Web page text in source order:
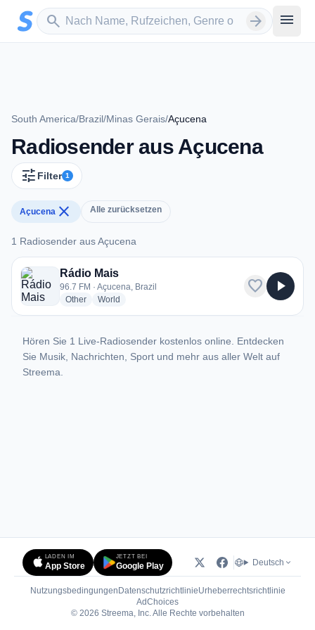
Zum Hauptinhalt springen
search
Sender suchen arrow_forward menu
South America/Brazil/Minas Gerais/Açucena
Radiosender aus Açucena
tune Filter 1
Açucena close Alle zurücksetzen
1 Radiosender aus Açucena
1 Radiosender aus Açucena
Rádio Mais
96.7 FM · Açucena, Brazil
Otherradio stations
World
favorite play_arrow
Hören Sie 1 Live-Radiosender kostenlos online. Entdecken
Sie Musik, Nachrichten, Sport und mehr aus aller Welt auf
Streema.
LADEN IM
App Store
JETZT BEI
Google Play Deutsch
Nutzungsbedingungen DatenschutzrichtlinieUrheberrechtsrichtlinie
AdChoices(öffnet in neuem Tab)
© 2026 Streema, Inc. Alle Rechte vorbehalten